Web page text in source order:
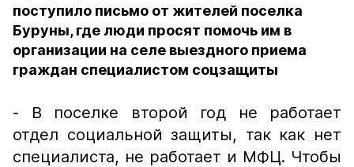
поступило письмо от жителей поселка
Буруны, где люди просят помочь им в
организации на селе выездного приема
граждан специалистом соцзащиты
- В поселке второй год не работает
отдел социальной защиты, так как нет
специалиста, не работает и МФЦ. Чтобы